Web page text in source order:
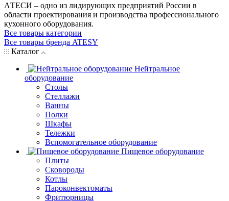
AТЕСИ – одно из лидирующих предприятий России в
области проектирования и производства профессионального
кухонного оборудования.
Все товары категории
Все товары бренда ATESY
Каталог
Нейтральное
оборудование
Столы
Стеллажи
Ванны
Полки
Шкафы
Тележки
Вспомогательное оборудование
Пищевое оборудование
Плиты
Сковороды
Котлы
Пароконвектоматы
Фритюрницы